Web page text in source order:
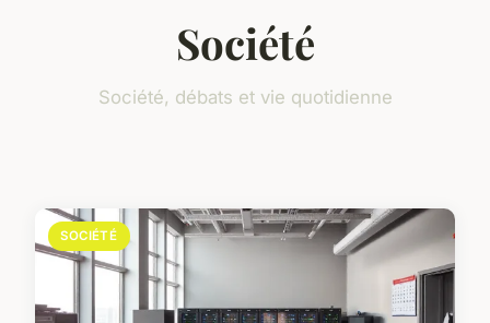
Société
Société, débats et vie quotidienne
SOCIÉTÉ